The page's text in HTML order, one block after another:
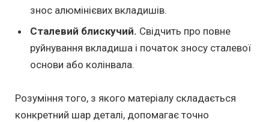
знос алюмінієвих вкладишів.
Сталевий блискучий. Свідчить про повне
руйнування вкладиша і початок зносу сталевої
основи або колінвала.
Розуміння того, з якого матеріалу складається
конкретний шар деталі, допомагає точно